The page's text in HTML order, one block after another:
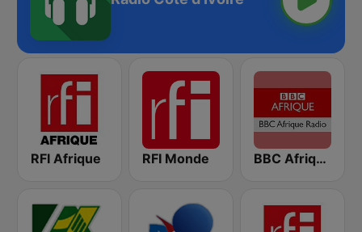
RFI Afrique RFI Monde BBC Afrique